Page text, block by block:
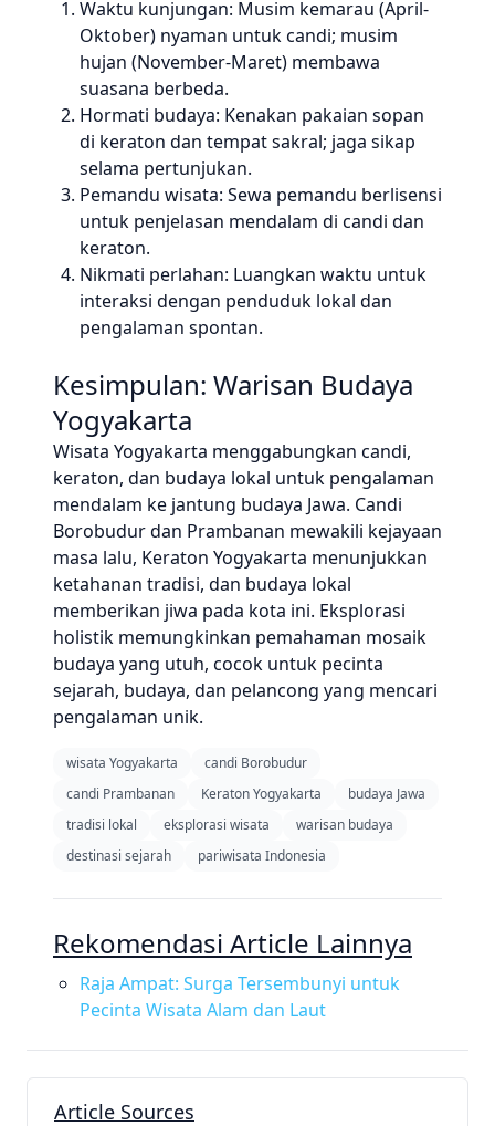
Waktu kunjungan: Musim kemarau (April-
Oktober) nyaman untuk candi; musim
hujan (November-Maret) membawa
suasana berbeda.
Hormati budaya: Kenakan pakaian sopan
di keraton dan tempat sakral; jaga sikap
selama pertunjukan.
Pemandu wisata: Sewa pemandu berlisensi
untuk penjelasan mendalam di candi dan
keraton.
Nikmati perlahan: Luangkan waktu untuk
interaksi dengan penduduk lokal dan
pengalaman spontan.
Kesimpulan: Warisan Budaya
Yogyakarta
Wisata Yogyakarta menggabungkan candi,
keraton, dan budaya lokal untuk pengalaman
mendalam ke jantung budaya Jawa. Candi
Borobudur dan Prambanan mewakili kejayaan
masa lalu, Keraton Yogyakarta menunjukkan
ketahanan tradisi, dan budaya lokal
memberikan jiwa pada kota ini. Eksplorasi
holistik memungkinkan pemahaman mosaik
budaya yang utuh, cocok untuk pecinta
sejarah, budaya, dan pelancong yang mencari
pengalaman unik.
wisata Yogyakarta
candi Borobudur
candi Prambanan
Keraton Yogyakarta
budaya Jawa
tradisi lokal
eksplorasi wisata
warisan budaya
destinasi sejarah
pariwisata Indonesia
Rekomendasi Article Lainnya
Raja Ampat: Surga Tersembunyi untuk
Pecinta Wisata Alam dan Laut
Article Sources